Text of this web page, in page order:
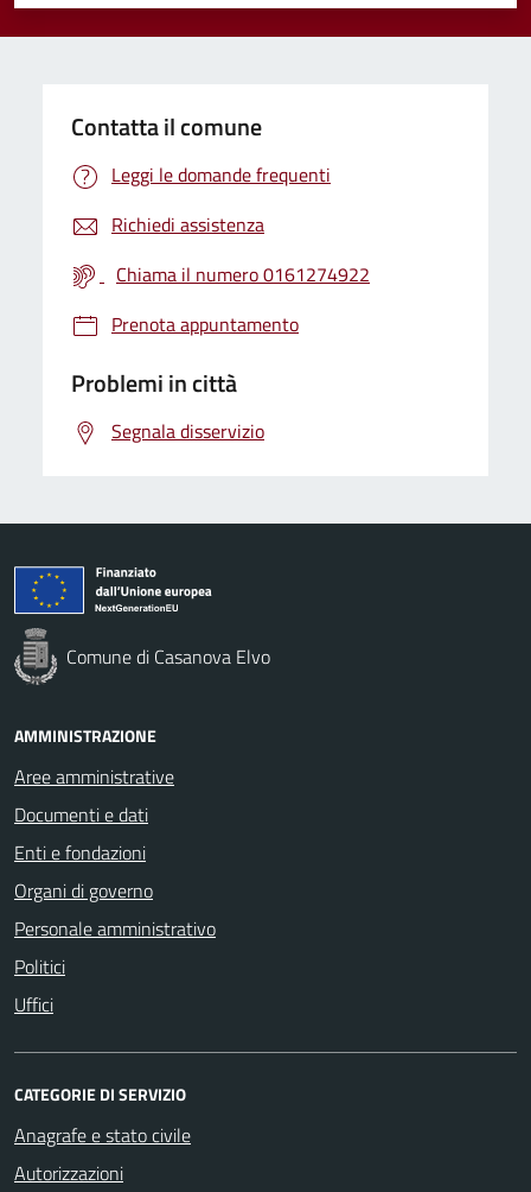
Contatta il comune
Leggi le domande frequenti
Richiedi assistenza
Chiama il numero 0161274922
Prenota appuntamento
Problemi in città
Segnala disservizio
Comune di Casanova Elvo
AMMINISTRAZIONE
Aree amministrative
Documenti e dati
Enti e fondazioni
Organi di governo
Personale amministrativo
Politici
Uffici
CATEGORIE DI SERVIZIO
Anagrafe e stato civile
Autorizzazioni